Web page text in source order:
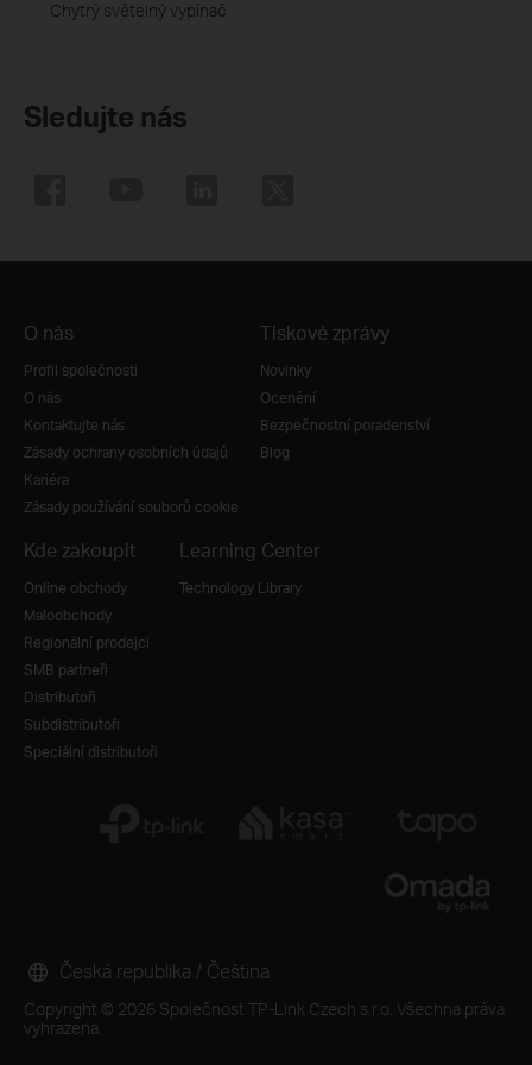
Chytrý světelný vypínač
Sledujte nás
O nás
Profil společnosti
O nás
Kontaktujte nás
Zásady ochrany osobních údajů
Kariéra
Zásady používání souborů cookie
Tiskové zprávy
Novinky
Ocenění
Bezpečnostní poradenství
Blog
Kde zakoupit
Online obchody
Maloobchody
Regionální prodejci
SMB partneři
Distributoři
Subdistributoři
Speciální distributoři
Learning Center
Technology Library
Copyright © 2026 Společnost TP-Link Czech s.r.o. Všechna práva
vyhrazena.
Česká republika / Čeština